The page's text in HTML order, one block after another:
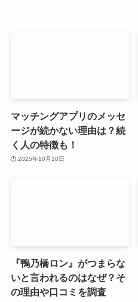
マッチングアプリのメッセ
ージが続かない理由は？続
く人の特徴も！
2025年10月10日
『鴨乃橋ロン』がつまらな
いと言われるのはなぜ？そ
の理由や口コミを調査